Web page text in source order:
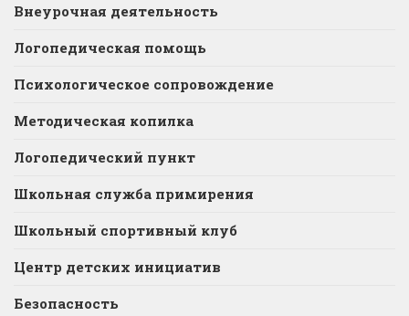
Внеурочная деятельность
Логопедическая помощь
Психологическое сопровождение
Методическая копилка
Логопедический пункт
Школьная служба примирения
Школьный спортивный клуб
Центр детских инициатив
Безопасность